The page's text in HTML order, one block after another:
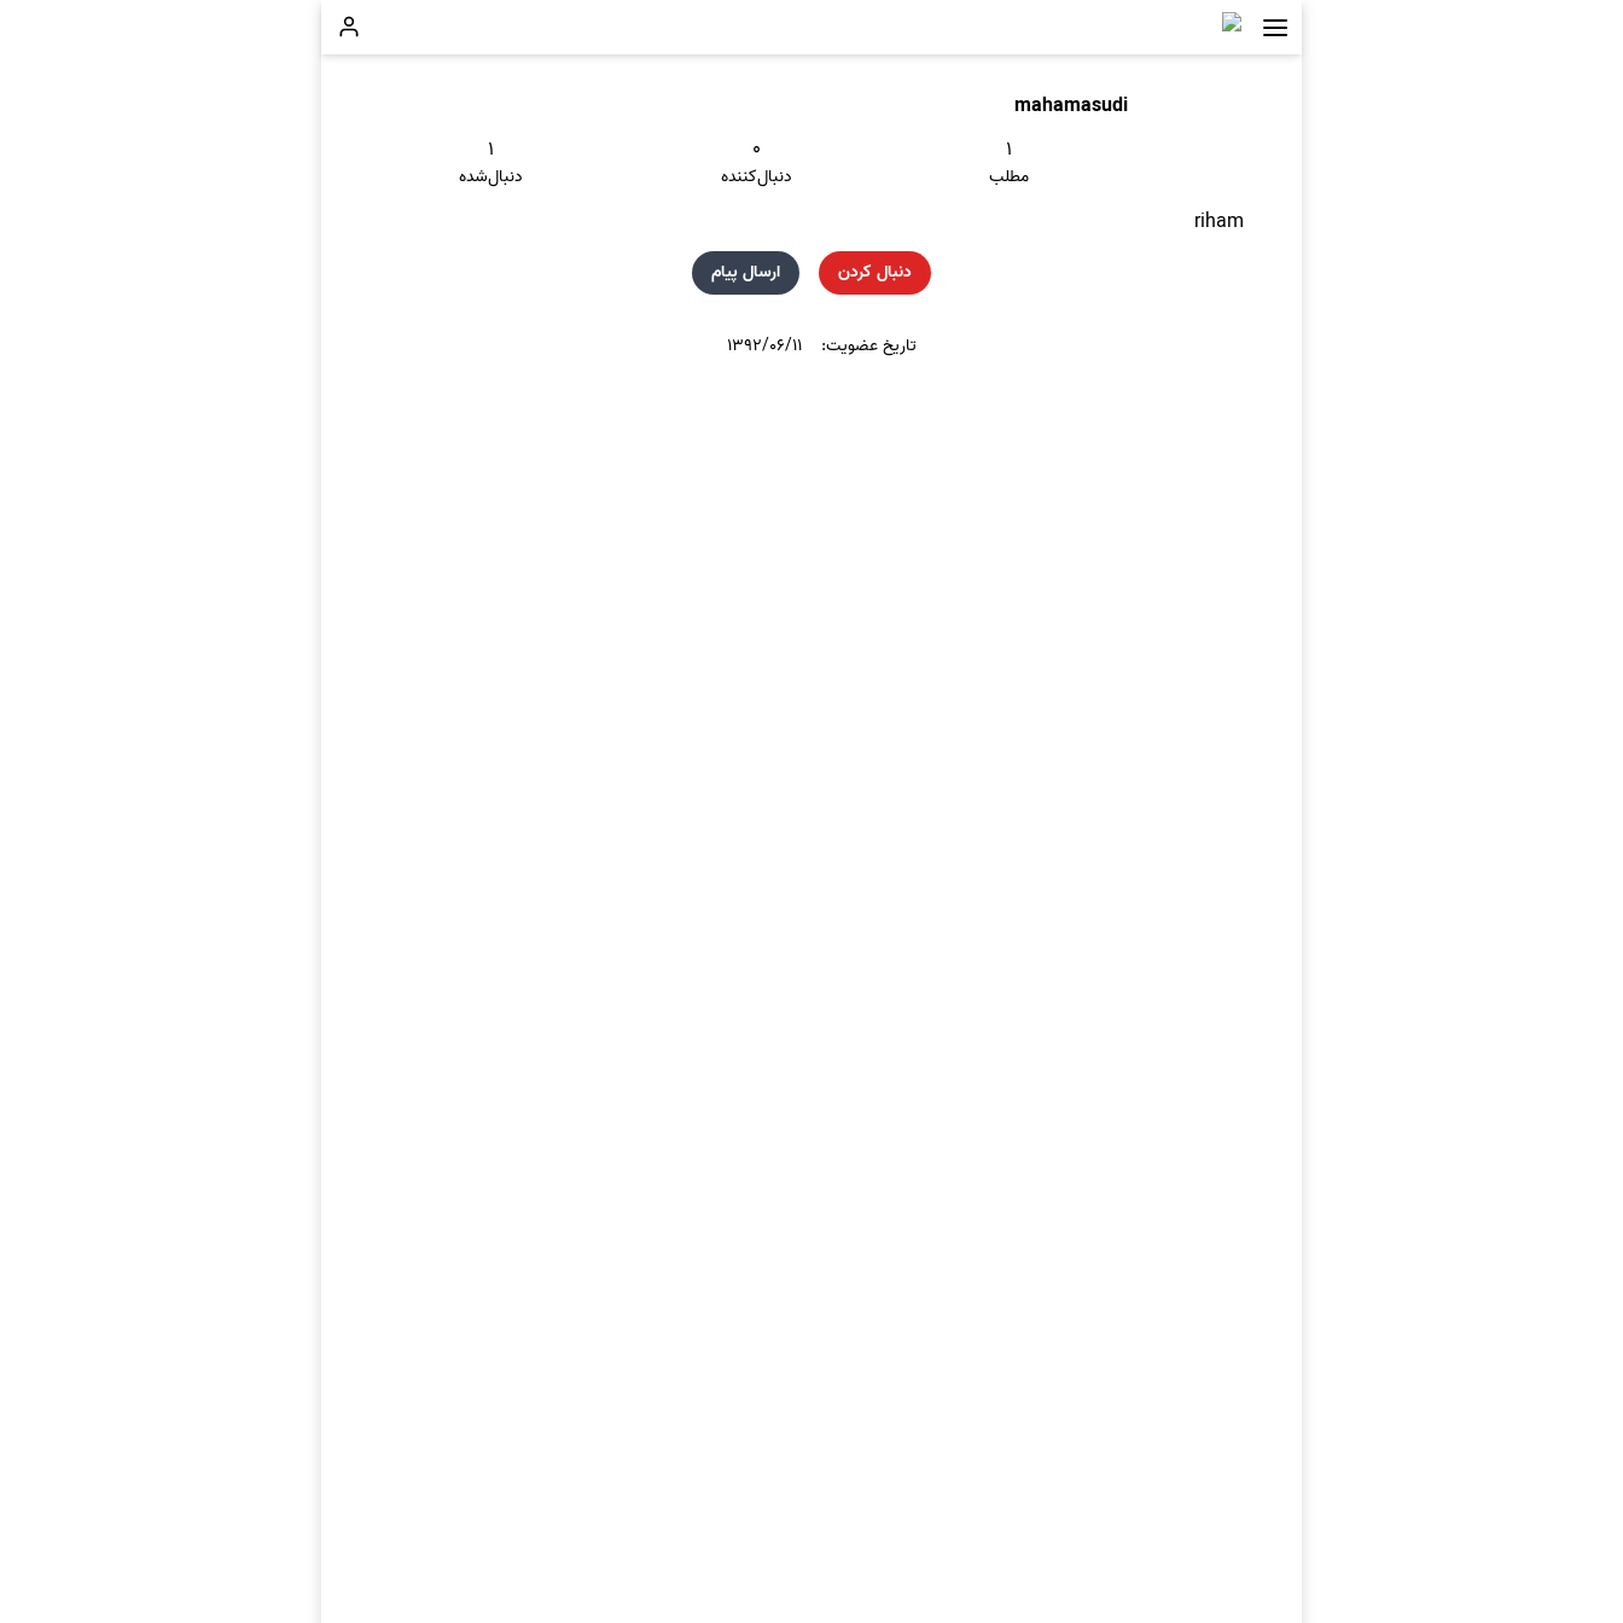
mahamasudi
۱
مطلب
۰
دنبال‌کننده
۱
دنبال‌شده
riham
دنبال کردن ارسال پیام
تاریخ عضویت: ۱۳۹۲/۰۶/۱۱